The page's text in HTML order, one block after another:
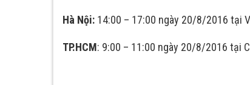
Hà Nội: 14:00 – 17:00 ngày 20/8/2016 tại
TP.HCM: 9:00 – 11:00 ngày 20/8/2016 tại